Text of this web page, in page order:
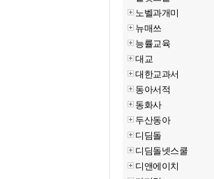
노벨과개미
뉴매쓰
능률교육
대교
대한교과서
동아서적
동화사
두산동아
디딤돌
디딤돌넷스쿨
디앤에이치